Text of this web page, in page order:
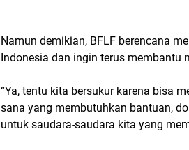
Namun demikian, BFLF berencana
Indonesia dan ingin terus membantu
“Ya, tentu kita bersukur karena bisa
sana yang membutuhkan bantuan,
untuk saudara-saudara kita yang